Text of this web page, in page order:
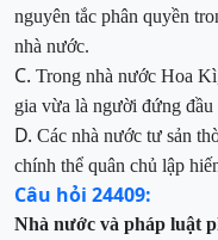
nguyên tắc phân quyền
nhà nước.
C. Trong nhà nước Hoa
gia vừa là người đứng đầu
D. Các nhà nước tư sản
chính thể quân chủ lập
Câu hỏi 24409:
Nhà nước và pháp luật